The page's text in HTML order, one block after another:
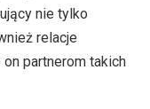
nie tylko
relacje
on partnerom takich